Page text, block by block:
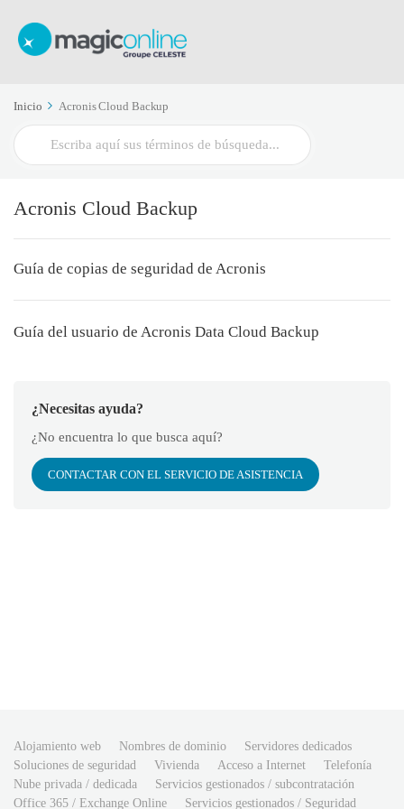
Inicio Acronis Cloud Backup
Buscar
Acronis Cloud Backup
Guía de copias de seguridad de Acronis
Guía del usuario de Acronis Data Cloud Backup
¿Necesitas ayuda?
¿No encuentra lo que busca aquí?
CONTACTAR CON EL SERVICIO DE ASISTENCIA
Alojamiento web Nombres de dominio
Servidores dedicados
Soluciones de seguridad
Vivienda Acceso a Internet
Telefonía
Nube privada / dedicada
Servicios gestionados / subcontratación
Office 365 / Exchange Online
Servicios gestionados / Seguridad